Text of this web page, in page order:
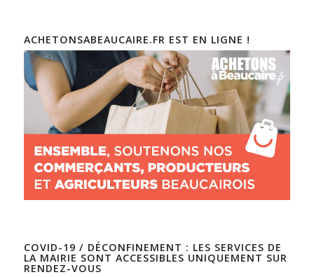
ACHETONSABEAUCAIRE.FR EST EN LIGNE !
COVID-19 / DÉCONFINEMENT : LES SERVICES DE
LA MAIRIE SONT ACCESSIBLES UNIQUEMENT SUR
RENDEZ-VOUS